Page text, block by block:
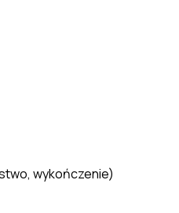
wykończenie)